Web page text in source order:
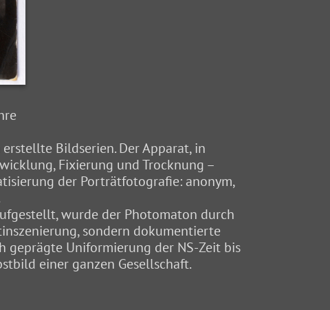
Bildserien. Der Apparat, in
Fixierung und Trocknung –
der Porträtfotografie: anonym,
wurde der Photomaton durch
sondern dokumentierte
geprägte Uniformierung der NS-Zeit bis
einer ganzen Gesellschaft.